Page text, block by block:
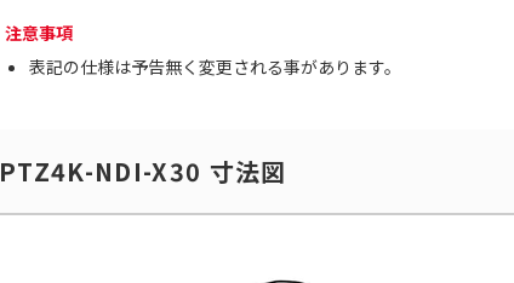
注意事項
表記の仕様は予告無く変更される事があります。
PTZ4K-NDI-X30 寸法図